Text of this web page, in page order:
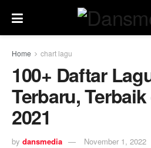
Home chart lagu
100+ Daftar
Terbaru,
2021
by dansmedia November 1, 2022